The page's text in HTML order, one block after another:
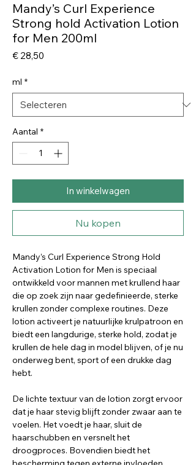
Mandy’s Curl Experience
Strong hold Activation Lotion
for Men 200ml
€ 28,50
ml *
Aantal *
In winkelwagen
Nu kopen
Mandy’s Curl Experience Strong Hold
Activation Lotion for Men is speciaal
ontwikkeld voor mannen met krullend haar
die op zoek zijn naar gedefinieerde, sterke
krullen zonder complexe routines. Deze
lotion activeert je natuurlijke krulpatroon en
biedt een langdurige, sterke hold, zodat je
krullen de hele dag in model blijven, of je nu
onderweg bent, sport of een drukke dag
hebt.
De lichte textuur van de lotion zorgt ervoor
dat je haar stevig blijft zonder zwaar aan te
voelen. Het voedt je haar, sluit de
haarschubben en versnelt het
droogproces. Bovendien biedt het